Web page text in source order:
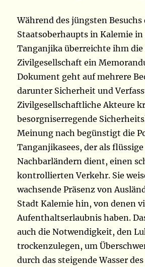
Während des jüngsten Besuchs
Staatsoberhaupts in Kalemie
Tanganjika überreichte ihm
Zivilgesellschaft ein
Dokument geht auf mehrere
darunter Sicherheit und
Zivilgesellschaftliche Akteure
besorgniserregende
Meinung nach begünstigt die
Tanganjikasees, der als
Nachbarländern dient, einen
kontrollierten Verkehr. Sie
wachsende Präsenz von
Stadt Kalemie hin, von denen
Aufenthaltserlaubnis haben.
auch die Notwendigkeit, den
trockenzulegen, um
durch das steigende Wasser